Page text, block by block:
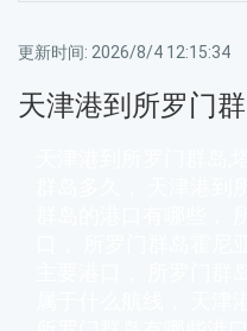
更新时间: 2026/8/4 12:15:34
天津港到所罗门